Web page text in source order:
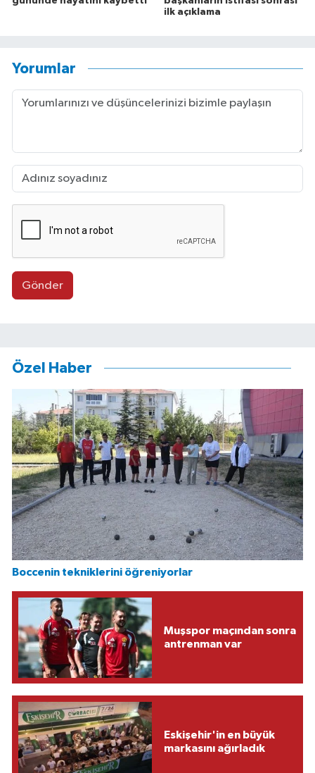
ilk açıklama
Yorumlar
Gönder
Özel Haber
Boccenin tekniklerini öğreniyorlar
Muşspor maçından sonra
antrenman var
Eskişehir'in en büyük
markasını ağırladık